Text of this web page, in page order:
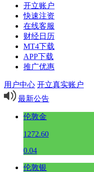
开立账户
快速注资
在线客服
财经日历
MT4下载
APP下载
推广优惠
用户中心 开立真实账户
最新公告
伦敦金
1272.60
0.04
伦敦银